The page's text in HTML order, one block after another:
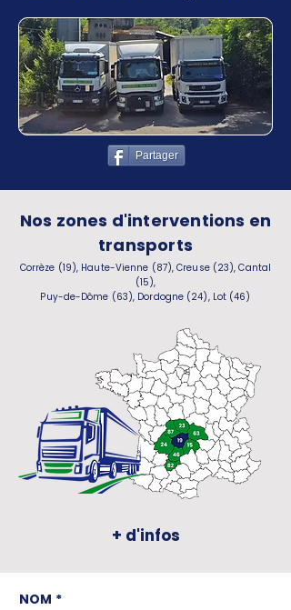
Partager
Nos zones d'interventions en
transports
Corrèze (19), Haute-Vienne (87), Creuse (23), Cantal
(15),
Puy-de-Dôme (63), Dordogne (24), Lot (46)
+ d'infos
NOM *